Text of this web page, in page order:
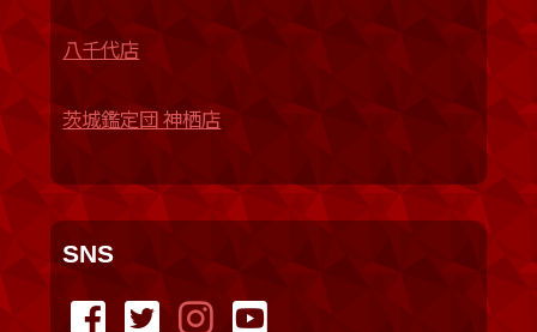
八千代店
茨城鑑定団 神栖店
SNS